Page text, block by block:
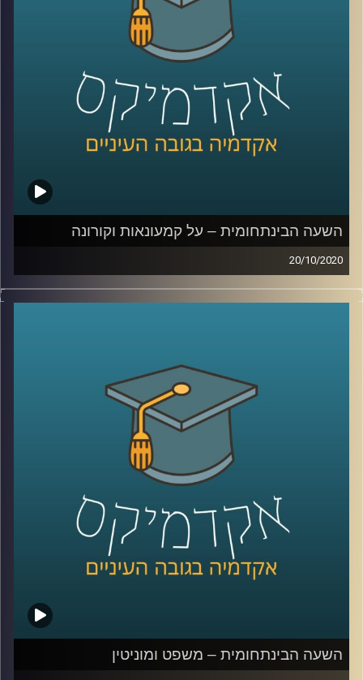
על המצב המשפטי בשטחים הכבושים, על
הטשטוש בין הצבא למשטרה, האפלייה של
ערביי ארץ ישראל, והגבלת חופש הביטוי
בישראל בשנים האחרונות בכלל, ובתקופת
הקורונה בפרט.
קרדיט תמונות:AudioVersity
השעה הבינתחומית – על קמעונאות וקורונה
20/10/2020
ד"ר דנה טבת מביה"ס אריסון למנהל עסקים
בנושאי שיווק וקמעונאות רלוונטים ביותר, הן
לצרכנים, אך בעיקר לאנשים מהתעשייה
כיום, בתור האחראית לתחום הלמידה
ההיברידית בפקולטה למנהל עסקים
באוניברסיטת רייכמן, היא מבינה כמה עולמות
הקמעונאות והלמידה שעוברים טרנספורמציה
ומתאימים את עצמם לעולם האון ליין (לקורונה
שלום), דומים מאי פעם
לקוחות, פרסונליזציה של לקוחות, ונראה כמה
למידה וקמעונאות נהיים דומים מיום ליום
השעה הבינתחומית – משפט ומוניטין